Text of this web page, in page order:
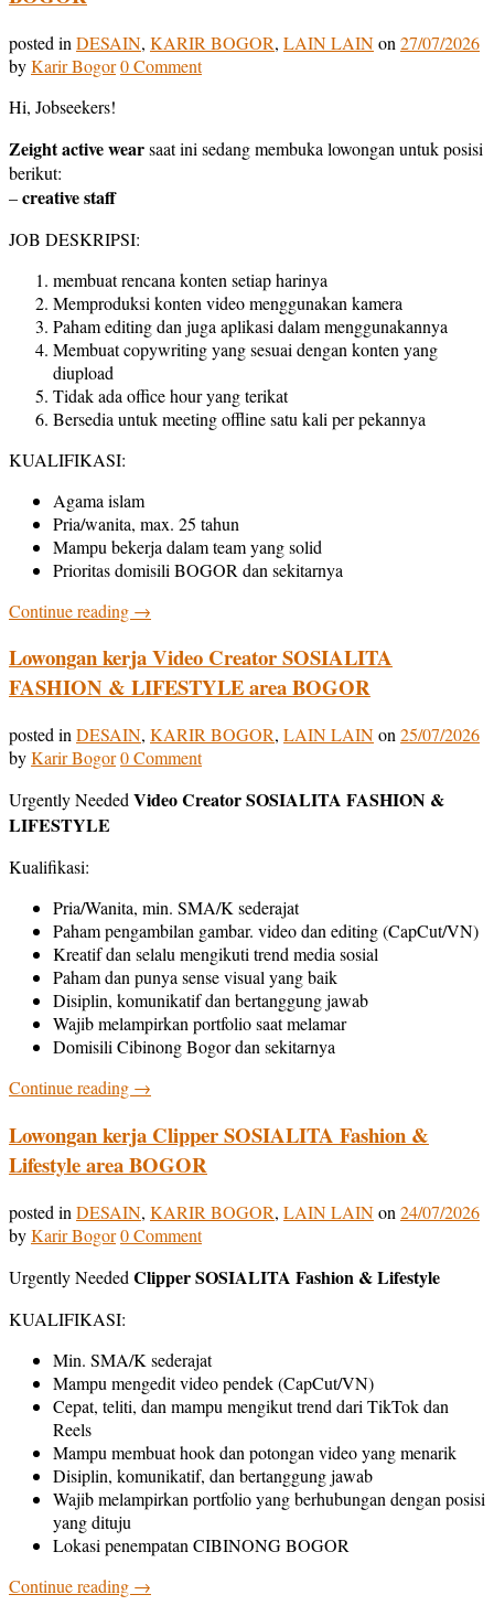
posted in DESAIN, KARIR BOGOR, LAIN LAINon 27/07/2026
byKarir Bogor0 Comment
Hi, Jobseekers!
Zeight active wearsaat ini sedang membuka lowongan untuk posisi
berikut:
–creative staff
JOB DESKRIPSI:
membuat rencana konten setiap harinya
Memproduksi konten video menggunakan kamera
Paham editing dan juga aplikasi dalam menggunakannya
Membuat copywriting yang sesuai dengan konten yang
diupload
Tidak ada office hour yang terikat
Bersedia untuk meeting offline satu kali per pekannya
KUALIFIKASI:
Agama islam
Pria/wanita, max. 25 tahun
Mampu bekerja dalam team yang solid
Prioritas domisili BOGOR dan sekitarnya
Continue reading →
Lowongan kerja Video Creator SOSIALITA
FASHION & LIFESTYLE area BOGOR
posted in DESAIN, KARIR BOGOR, LAIN LAINon 25/07/2026
byKarir Bogor0 Comment
Urgently Needed Video Creator SOSIALITA FASHION &
LIFESTYLE
Kualifikasi:
Pria/Wanita, min. SMA/K sederajat
Paham pengambilan gambar. video dan editing (CapCut/VN)
Kreatif dan selalu mengikuti trend media sosial
Paham dan punya sense visual yang baik
Disiplin, komunikatif dan bertanggung jawab
Wajib melampirkan portfolio saat melamar
Domisili Cibinong Bogor dan sekitarnya
Continue reading →
Lowongan kerja Clipper SOSIALITA Fashion &
Lifestyle area BOGOR
posted in DESAIN, KARIR BOGOR, LAIN LAINon 24/07/2026
byKarir Bogor0 Comment
Urgently Needed Clipper SOSIALITA Fashion & Lifestyle
KUALIFIKASI:
Min. SMA/K sederajat
Mampu mengedit video pendek (CapCut/VN)
Cepat, teliti, dan mampu mengikut trend dari TikTok dan
Reels
Mampu membuat hook dan potongan video yang menarik
Disiplin, komunikatif, dan bertanggung jawab
Wajib melampirkan portfolio yang berhubungan dengan posisi
yang dituju
Lokasi penempatan CIBINONG BOGOR
Continue reading →